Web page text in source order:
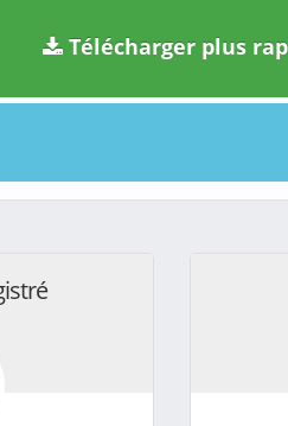
Télécharger plus